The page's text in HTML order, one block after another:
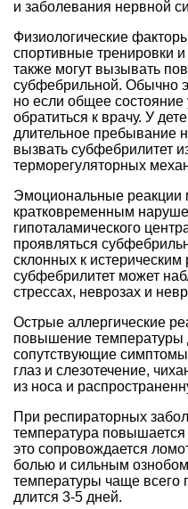
и заболевания нервной
Физиологические
спортивные тренировки
также могут вызывать
субфебрильной. Обычно
но если общее
обратиться к врачу. У
длительное пребывание
вызвать субфебрилитет
терморегуляторных
Эмоциональные реакции
кратковременным
гипоталамического
проявляться
склонных к
субфебрилитет может
стрессах, неврозах и
Острые аллергические
повышение температуры
сопутствующие
глаз и слезотечение,
из носа и
При респираторных
температура
это сопровождается
болью и сильным
температуры чаще всего
длится 3-5 дней.